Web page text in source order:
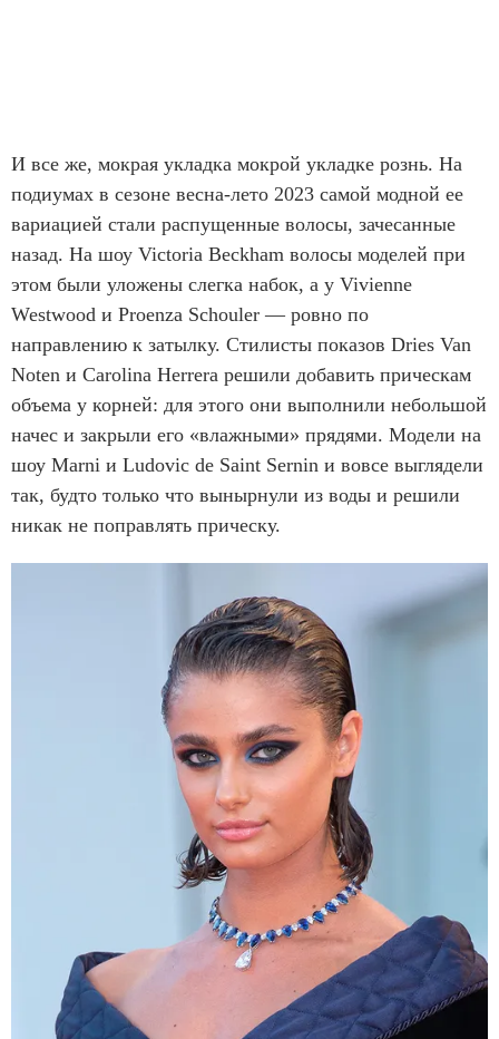
И все же, мокрая укладка мокрой укладке рознь. На
подиумах в сезоне весна-лето 2023 самой модной ее
вариацией стали распущенные волосы, зачесанные
назад. На шоу Victoria Beckham волосы моделей при
этом были уложены слегка набок, а у Vivienne
Westwood и Proenza Schouler — ровно по
направлению к затылку. Стилисты показов Dries Van
Noten и Carolina Herrera решили добавить прическам
объема у корней: для этого они выполнили небольшой
начес и закрыли его «влажными» прядями. Модели на
шоу Marni и Ludovic de Saint Sernin и вовсе выглядели
так, будто только что вынырнули из воды и решили
никак не поправлять прическу.